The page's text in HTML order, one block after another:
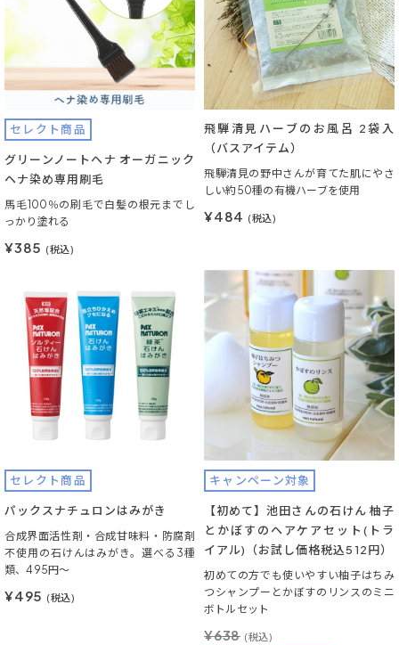
セレクト商品
グリーンノートヘナ オーガニック
ヘナ染め専用刷毛
馬毛100％の刷毛で白髪の根元までし
っかり塗れる
¥385 (税込)
飛騨清見ハーブのお風呂 2袋入
（バスアイテム）
飛騨清見の野中さんが育てた肌にやさ
しい約50種の有機ハーブを使用
¥484 (税込)
セレクト商品
パックスナチュロンはみがき
合成界面活性剤・合成甘味料・防腐剤
不使用の石けんはみがき。選べる3種
類、495円～
¥495 (税込)
キャンペーン対象
【初めて】池田さんの石けん 柚子
とかぼすのヘアケアセット(トラ
イアル)（お試し価格税込512円）
初めての方でも使いやすい柚子はちみ
つシャンプーとかぼすのリンスのミニ
ボトルセット
¥638 (税込)